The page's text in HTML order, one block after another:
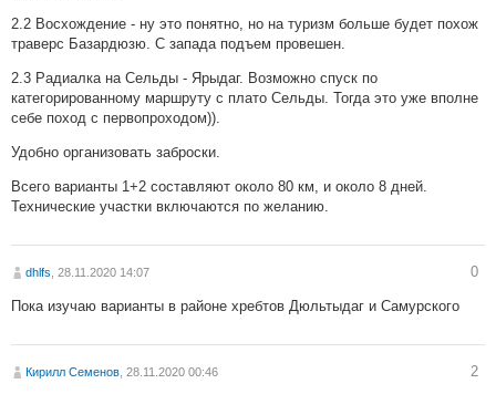
2.2 Восхождение - ну это понятно, но на туризм больше будет похож
траверс Базардюзю. С запада подъем провешен.
2.3 Радиалка на Сельды - Ярыдаг. Возможно спуск по
категорированному маршруту с плато Сельды. Тогда это уже вполне
себе поход с первопроходом)).
Удобно организовать заброски.
Всего варианты 1+2 составляют около 80 км, и около 8 дней.
Технические участки включаются по желанию.
dhlfs , 28.11.2020 14:07 0
Пока изучаю варианты в районе хребтов Дюльтыдаг и Самурского
Кирилл Семенов , 28.11.2020 00:46 2